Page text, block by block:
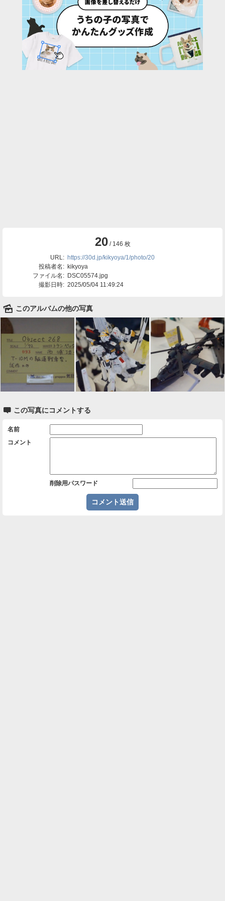
20 / 146 枚
URL: https://30d.jp/kikyoya/1/photo/20
投稿者名: kikyoya
ファイル名: DSC05574.jpg
撮影日時: 2025/05/04 11:49:24
🌄 このアルバムの他の写真
 この写真にコメントする
名前
コメント
削除用パスワード